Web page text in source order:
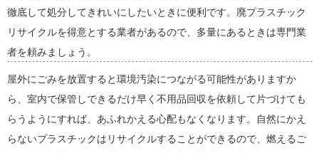
徹底して処分してきれいにしたいときに便利です。廃プラスチック
リサイクルを得意とする業者があるので、多量にあるときは専門業
者を頼みましょう。
屋外にごみを放置すると環境汚染につながる可能性がありますか
ら、室内で保管しできるだけ早く不用品回収を依頼して片づけても
らうようにすれば、あふれかえる心配もなくなります。自然にかえ
らないプラスチックはリサイクルすることができるので、燃えるご